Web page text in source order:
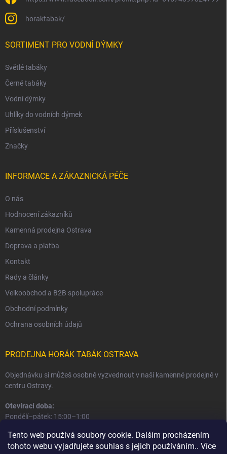
Tento web používá soubory cookie. Dalším procházením
tohoto webu vyjadřujete souhlas s jejich používáním.. Více
horaktabak/
SORTIMENT PRO VODNÍ DÝMKY
Světlé tabáky
Černé tabáky
Vodní dýmky
Uhlíky do vodních dýmek
Příslušenství
Značky
INFORMACE A ZÁKAZNICKÁ PÉČE
O nás
Hodnocení zákazníků
Kamenná prodejna Ostrava
Doprava a platba
Kontakt
Rady a články
Velkoobchod a B2B spolupráce
Obchodní podmínky
Ochrana osobních údajů
PRODEJNA HORÁK TABÁK OSTRAVA
Objednávku si můžeš osobně vyzvednout v naší kamenné prodejně v
centru Ostravy.
Otevírací doba:
Pondělí–pátek: 15:00–1:00
Informace o prodejně a osobním odběru